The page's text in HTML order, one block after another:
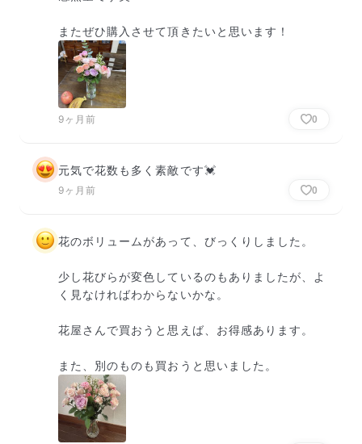
またぜひ購入させて頂きたいと思います！
9ヶ月前 0
元気で花数も多く素敵です💓
9ヶ月前 0
花のボリュームがあって、びっくりしました。
少し花びらが変色しているのもありましたが、よ
く見なければわからないかな。
花屋さんで買おうと思えば、お得感あります。
また、別のものも買おうと思いました。